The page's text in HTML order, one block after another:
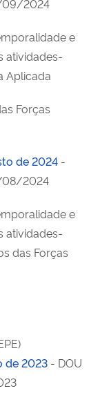
09/2024
e
atividades-
Aplicada
Forças
de 2024 -
08/2024
e
atividades-
das Forças
de 2023 - DOU